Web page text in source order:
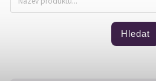
Hledat